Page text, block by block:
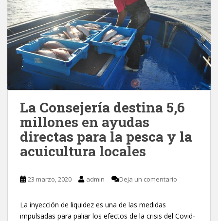
La Consejería destina 5,6
millones en ayudas
directas para la pesca y la
acuicultura locales
23 marzo, 2020 admin Deja un comentario
La inyección de liquidez es una de las medidas
impulsadas para paliar los efectos de la crisis del Covid-